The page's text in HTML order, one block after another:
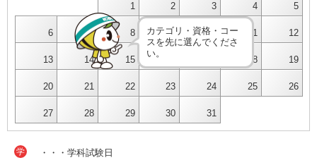
1 2 3 4 5
6 7 8 9 10 11 12
13 14 15 18 19
20 21 22 23 24 25 26
27 28 29 30 31
カテゴリ・資格・コー
スを先に選んでくださ
い。
学 ・・・学科試験日